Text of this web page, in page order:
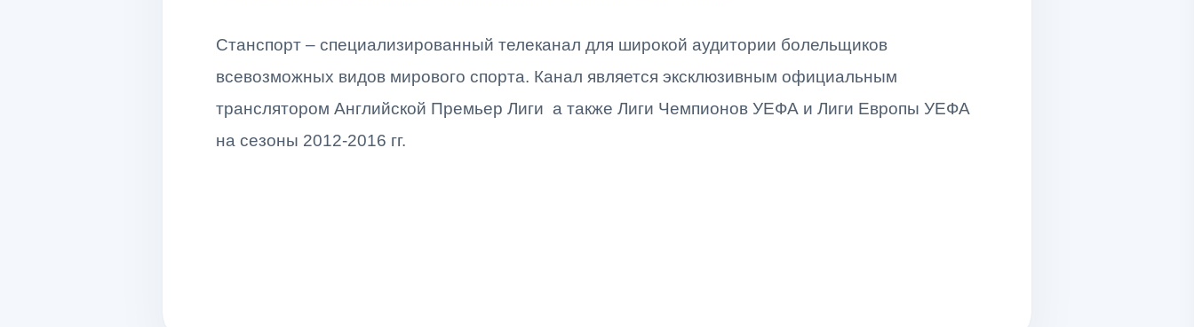
Станспорт – специализированный телеканал для широкой аудитории болельщиков
всевозможных видов мирового спорта. Канал является эксклюзивным официальным
транслятором Английской Премьер Лиги а также Лиги Чемпионов УЕФА и Лиги Европы УЕФА
на сезоны 2012-2016 гг.